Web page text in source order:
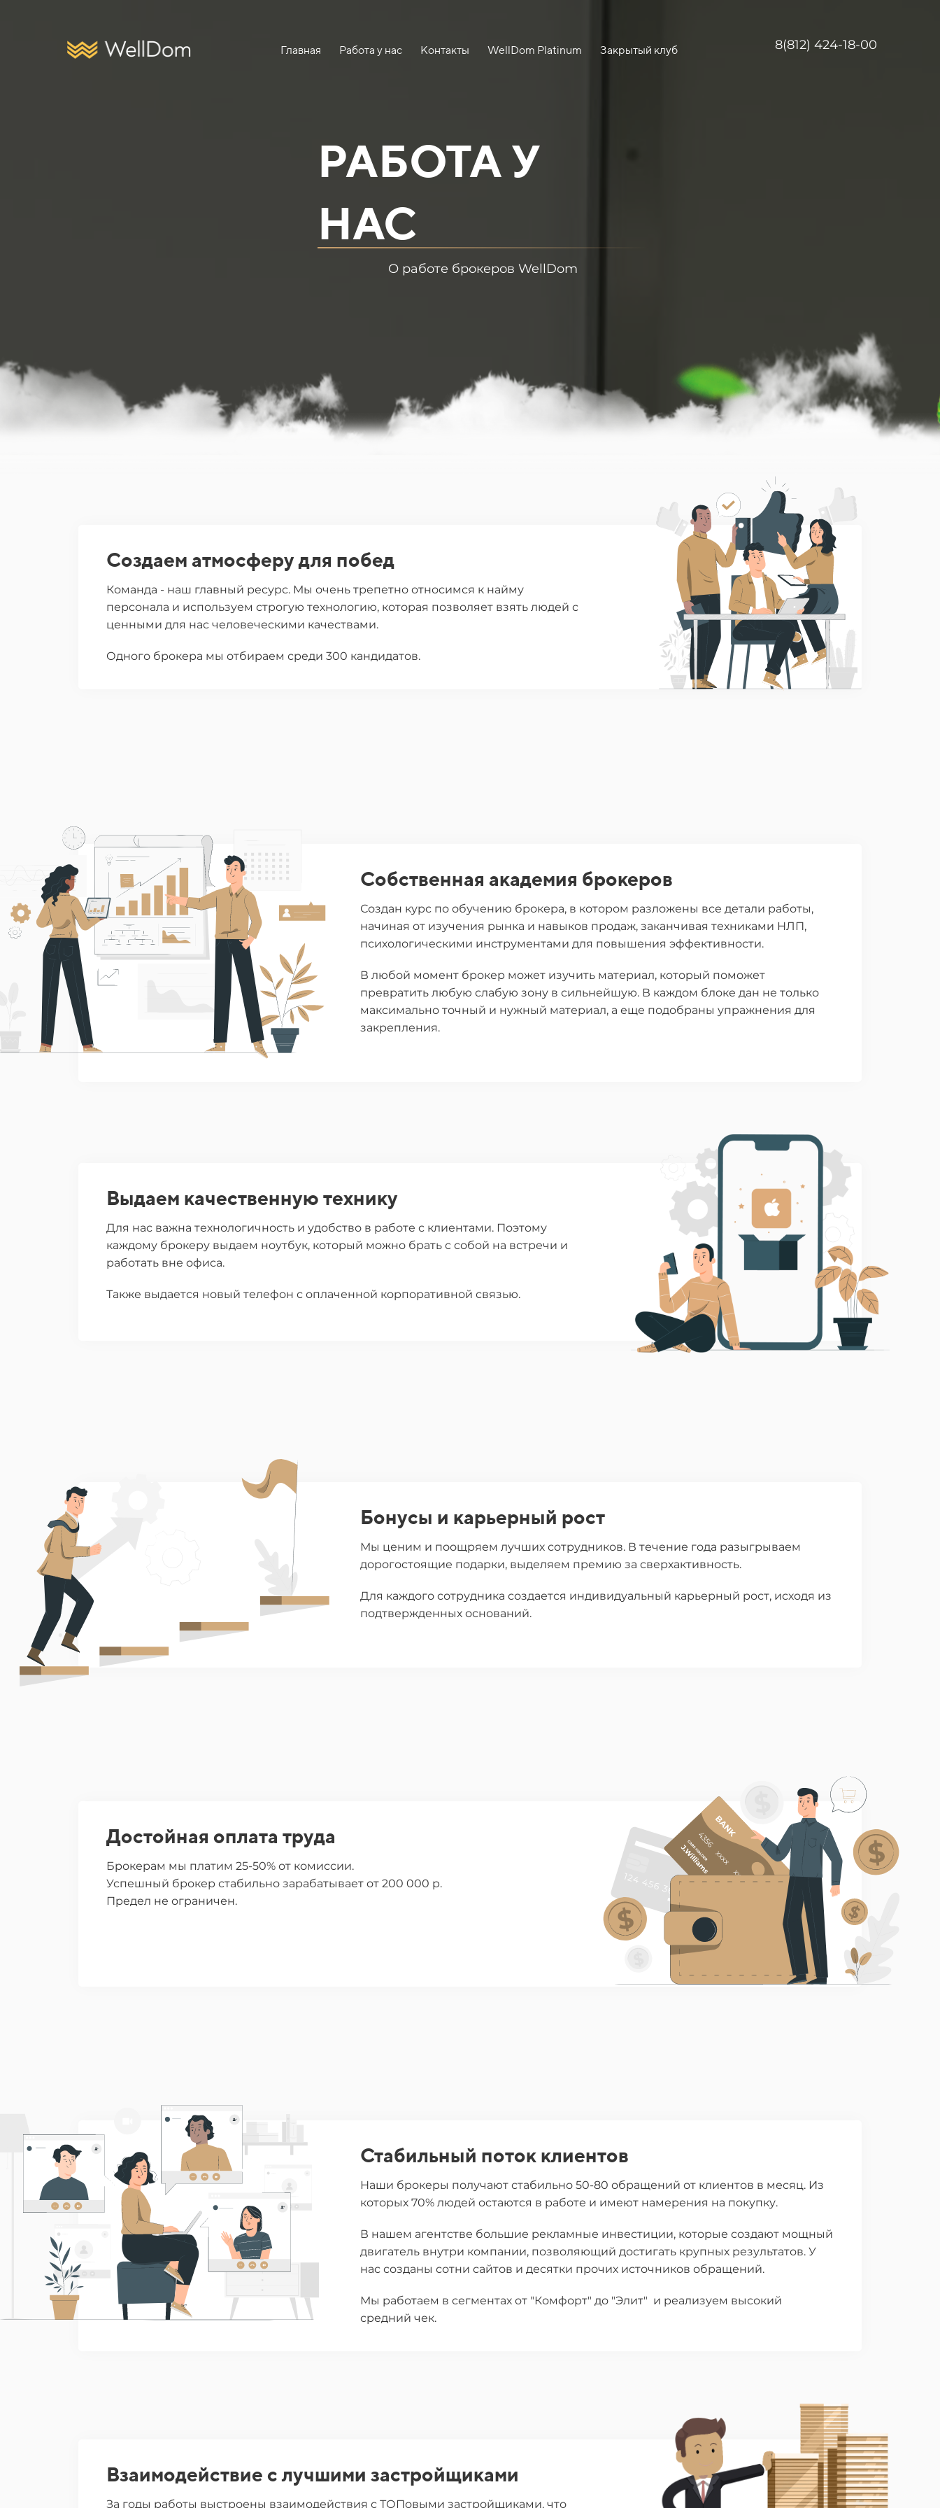
Главная Работа у нас Контакты WellDom Platinum Закрытый клуб 8(812) 424-18-00
РАБОТА У
НАС
О работе брокеров WellDom
Создаем атмосферу для побед
Команда - наш главный ресурс. Мы очень трепетно относимся к найму
персонала и используем строгую технологию, которая позволяет взять людей с
ценными для нас человеческими качествами.
Одного брокера мы отбираем среди 300 кандидатов.
Собственная академия брокеров
Создан курс по обучению брокера, в котором разложены все детали работы,
начиная от изучения рынка и навыков продаж, заканчивая техниками НЛП,
психологическими инструментами для повышения эффективности.
В любой момент брокер может изучить материал, который поможет
превратить любую слабую зону в сильнейшую. В каждом блоке дан не только
максимально точный и нужный материал, а еще подобраны упражнения для
закрепления.
Выдаем качественную технику
Для нас важна технологичность и удобство в работе с клиентами. Поэтому
каждому брокеру выдаем ноутбук, который можно брать с собой на встречи и
работать вне офиса.
Также выдается новый телефон с оплаченной корпоративной связью.
Бонусы и карьерный рост
Мы ценим и поощряем лучших сотрудников. В течение года разыгрываем
дорогостоящие подарки, выделяем премию за сверхактивность.
Для каждого сотрудника создается индивидуальный карьерный рост, исходя из
подтвержденных оснований.
Достойная оплата труда
Брокерам мы платим 25-50% от комиссии.
Успешный брокер стабильно зарабатывает от 200 000 р.
Предел не ограничен.
Стабильный поток клиентов
Наши брокеры получают стабильно 50-80 обращений от клиентов в месяц. Из
которых 70% людей остаются в работе и имеют намерения на покупку.
В нашем агентстве большие рекламные инвестиции, которые создают мощный
двигатель внутри компании, позволяющий достигать крупных результатов. У
нас созданы сотни сайтов и десятки прочих источников обращений.
Мы работаем в сегментах от "Комфорт" до "Элит" и реализуем высокий
средний чек.
Взаимодействие с лучшими застройщиками
За годы работы выстроены взаимодействия с ТОПовыми застройщиками, что